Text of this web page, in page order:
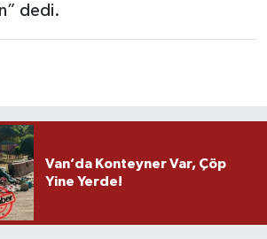
dedi.
Van’da Konteyner Var, Çöp
Yine Yerde!